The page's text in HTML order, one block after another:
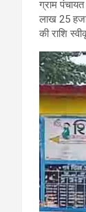
ग्राम
लाख 25
की राशि